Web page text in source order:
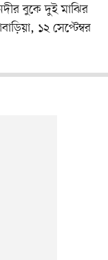
বুকে দুই মাঝির
১২ সেপ্টেম্বর